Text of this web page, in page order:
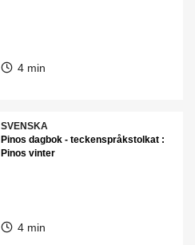
4 min
SVENSKA
Pinos dagbok - teckenspråkstolkat :
Pinos vinter
4 min